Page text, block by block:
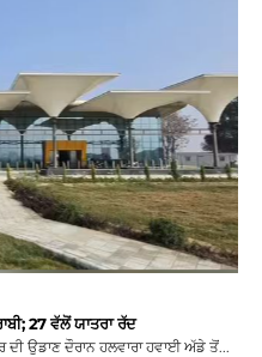
27 ਵੱਲੋਂ ਯਾਤਰਾ ਰੱਦ
ਉਡਾਣ ਦੌਰਾਨ ਹਲਵਾਰਾ ਹਵਾਈ ਅੱਡੇ ਤੋਂ...